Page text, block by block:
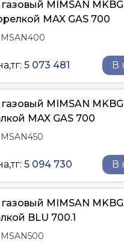
газовый MIMSAN
MAX GAS 700
5 073 481 В
газовый MIMSAN
MAX GAS 700
5 094 730 В
газовый MIMSAN
BLU 700.1